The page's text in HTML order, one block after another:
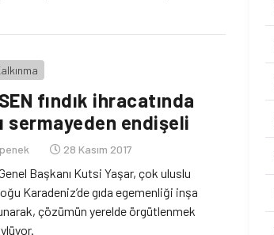
fındık ihracatında
sermayeden endişeli
28 Kasım 2017
Başkanı Kutsi Yaşar, çok uluslu
Karadeniz’de gıda egemenliği inşa
çözümün yerelde örgütlenmek